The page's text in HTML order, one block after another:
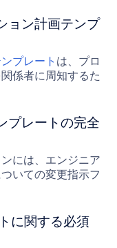
ョン計画テンプ
プレート は、プロ
係者に周知するた
プレートの完全
には、エンジニア
いての変更指示フ
に関する必須